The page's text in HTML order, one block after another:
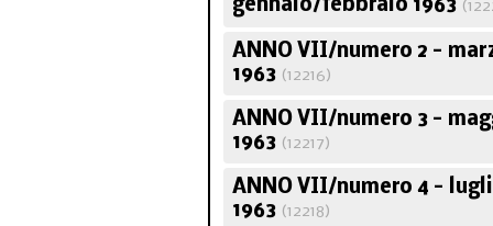
gennaio/febbraio 1963
ANNO VII/numero 2 -
1963 (12216)
ANNO VII/numero 3 -
1963 (12217)
ANNO VII/numero 4 -
1963 (12218)